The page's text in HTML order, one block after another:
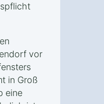
vor
in Groß
eine